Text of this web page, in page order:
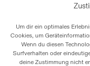
Um dir ein optimales
Cookies, um
Wenn du diesen
Surfverhalten oder
deine Zustimmung nicht